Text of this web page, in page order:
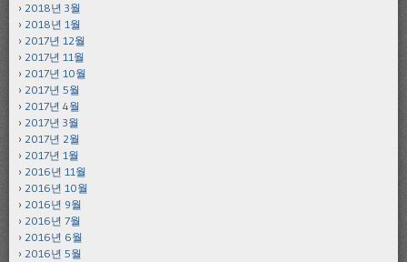
2018년 3월
2018년 1월
2017년 12월
2017년 11월
2017년 10월
2017년 5월
2017년 4월
2017년 3월
2017년 2월
2017년 1월
2016년 11월
2016년 10월
2016년 9월
2016년 7월
2016년 6월
2016년 5월